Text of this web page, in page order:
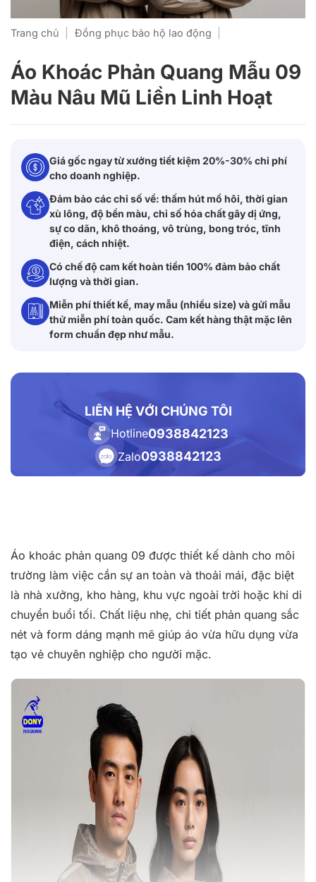
Trang chủ Đồng phục bảo hộ lao động
Áo Khoác Phản Quang Mẫu 09
Màu Nâu Mũ Liền Linh Hoạt
Giá gốc ngay từ xưởng tiết kiệm 20%-30% chi phí
cho doanh nghiệp.
Đảm bảo các chỉ số về: thấm hút mồ hôi, thời gian
xù lông, độ bền màu, chỉ số hóa chất gây dị ứng,
sự co dãn, khô thoáng, vô trùng, bong tróc, tĩnh
điện, cách nhiệt.
Có chế độ cam kết hoàn tiền 100% đảm bảo chất
lượng và thời gian.
Miễn phí thiết kế, may mẫu (nhiều size) và gửi mẫu
thử miễn phí toàn quốc. Cam kết hàng thật mặc lên
form chuẩn đẹp như mẫu.
LIÊN HỆ VỚI CHÚNG TÔI
Hotline0938842123
Zalo0938842123
Áo khoác phản quang 09 được thiết kế dành cho môi
trường làm việc cần sự an toàn và thoải mái, đặc biệt
là nhà xưởng, kho hàng, khu vực ngoài trời hoặc khi di
chuyển buổi tối. Chất liệu nhẹ, chi tiết phản quang sắc
nét và form dáng mạnh mẽ giúp áo vừa hữu dụng vừa
tạo vẻ chuyên nghiệp cho người mặc.